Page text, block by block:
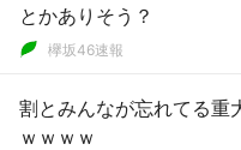
とかありそう？
欅坂46速報
割とみんなが忘れてる重
ｗｗｗｗ